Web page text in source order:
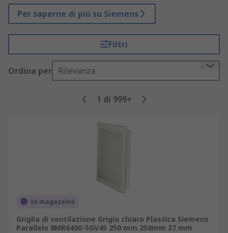
Per saperne di più su Siemens
Filtri
Ordina per Rilevanza
1 di 999+
In magazzino
Griglia di ventilazione Grigio chiaro Plastica Siemens
Parallelo 8MR6400-5GV45 250 mm 250mm 37 mm